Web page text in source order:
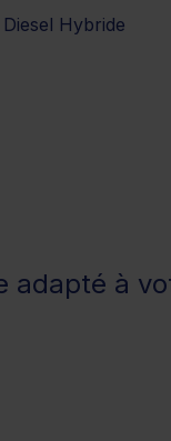
Diesel Hybride
adapté à